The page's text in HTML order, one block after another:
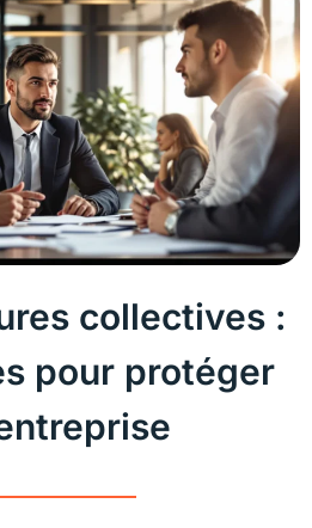
collectives :
pour protéger